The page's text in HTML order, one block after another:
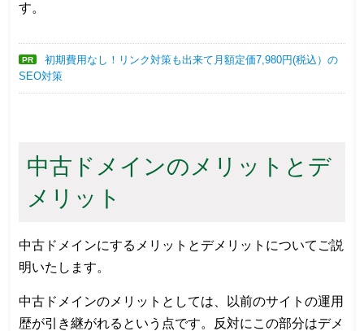
す。
PR
初期費用なし！リンク対策も出来て月額定価7,980円(税込）の
SEO対策
中古ドメインのメリットとデ
メリット
中古ドメインにするメリットとデメリットについてご説
明いたします。
中古ドメインのメリットとしては、以前のサイトの運用
歴が引き継がれるという点です。反対にこの部分はデメ